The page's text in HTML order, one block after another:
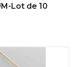
Lot de 10